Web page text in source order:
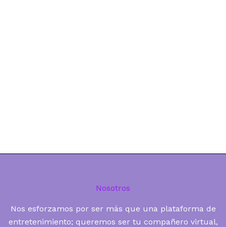
Nosotros
Nos esforzamos por ser más que una plataforma de
entretenimiento; queremos ser tu compañero virtual,